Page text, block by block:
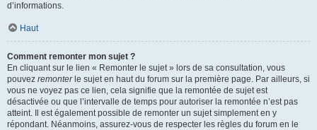
d’informations.
Haut
Comment remonter mon sujet ?
En cliquant sur le lien « Remonter le sujet » lors de sa consultation, vous
pouvez remonterle sujet en haut du forum sur la première page. Par ailleurs, si
vous ne voyez pas ce lien, cela signifie que la remontée de sujet est
désactivée ou que l’intervalle de temps pour autoriser la remontée n’est pas
atteint. Il est également possible de remonter un sujet simplement en y
répondant. Néanmoins, assurez-vous de respecter les règles du forum en le